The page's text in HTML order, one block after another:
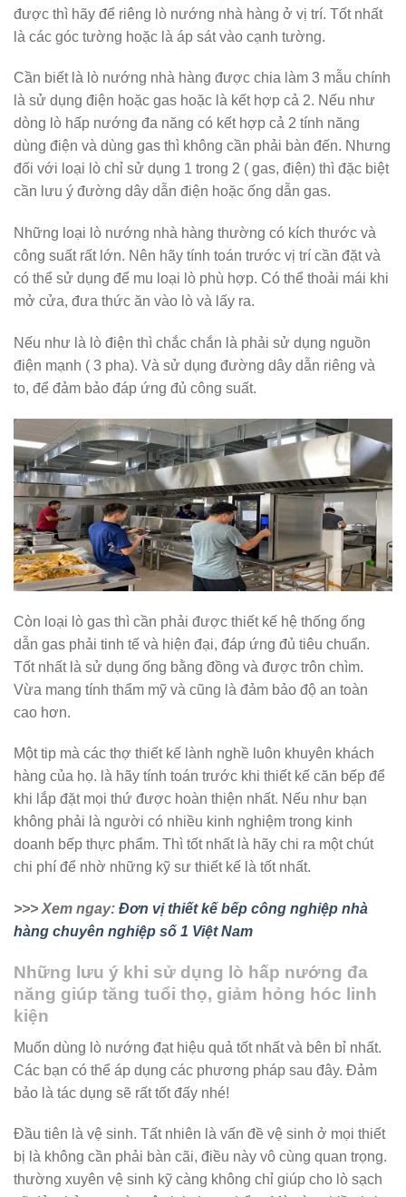
được thì hãy để riêng lò nướng nhà hàng ở vị trí. Tốt nhất
là các góc tường hoặc là áp sát vào cạnh tường.
Cần biết là lò nướng nhà hàng được chia làm 3 mẫu chính
là sử dụng điện hoặc gas hoặc là kết hợp cả 2. Nếu như
dòng lò hấp nướng đa năng có kết hợp cả 2 tính năng
dùng điện và dùng gas thì không cần phải bàn đến. Nhưng
đối với loại lò chỉ sử dụng 1 trong 2 ( gas, điện) thì đặc biệt
cần lưu ý đường dây dẫn điện hoặc ống dẫn gas.
Những loại lò nướng nhà hàng thường có kích thước và
công suất rất lớn. Nên hãy tính toán trước vị trí cần đặt và
có thể sử dụng để mu loại lò phù hợp. Có thể thoải mái khi
mở cửa, đưa thức ăn vào lò và lấy ra.
Nếu như là lò điện thì chắc chắn là phải sử dụng nguồn
điện mạnh ( 3 pha). Và sử dụng đường dây dẫn riêng và
to, để đảm bảo đáp ứng đủ công suất.
Còn loại lò gas thì cần phải được thiết kế hệ thống ống
dẫn gas phải tinh tế và hiện đại, đáp ứng đủ tiêu chuẩn.
Tốt nhất là sử dụng ống bằng đồng và được trôn chìm.
Vừa mang tính thẩm mỹ và cũng là đảm bảo độ an toàn
cao hơn.
Một tip mà các thợ thiết kế lành nghề luôn khuyên khách
hàng của họ. là hãy tính toán trước khi thiết kế căn bếp để
khi lắp đặt mọi thứ được hoàn thiện nhất. Nếu như bạn
không phải là người có nhiều kinh nghiệm trong kinh
doanh bếp thực phẩm. Thì tốt nhất là hãy chi ra một chút
chi phí để nhờ những kỹ sư thiết kế là tốt nhất.
>>> Xem ngay: Đơn vị thiết kế bếp công nghiệp nhà
hàng chuyên nghiệp số 1 Việt Nam
Những lưu ý khi sử dụng lò hấp nướng đa
năng giúp tăng tuổi thọ, giảm hỏng hóc linh
kiện
Muốn dùng lò nướng đạt hiệu quả tốt nhất và bên bỉ nhất.
Các bạn có thể áp dụng các phương pháp sau đây. Đảm
bảo là tác dụng sẽ rất tốt đấy nhé!
Đầu tiên là vệ sinh. Tất nhiên là vấn đề vệ sinh ở mọi thiết
bị là không cần phải bàn cãi, điều này vô cùng quan trọng.
thường xuyên vệ sinh kỹ càng không chỉ giúp cho lò sạch